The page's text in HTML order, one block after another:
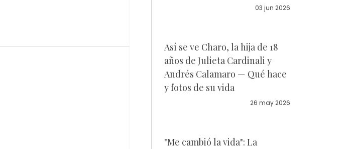
03 jun 2026
Así se ve Charo, la hija de 18
años de Julieta Cardinali y
Andrés Calamaro — Qué hace
y fotos de su vida
26 may 2026
"Me cambió la vida": La